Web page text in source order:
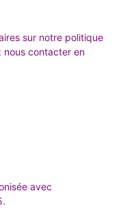
sur notre politique
nous contacter en
avec